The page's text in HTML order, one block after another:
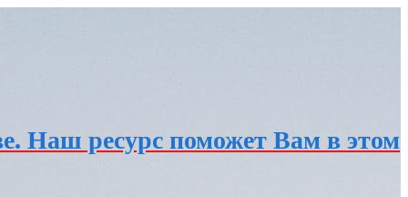
Наш ресурс поможет Вам в этом